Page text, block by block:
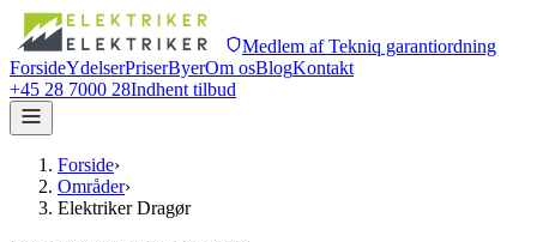
Medlem af Tekniq garantiordning
ForsideYdelserPriserByerOm osBlogKontakt
+45 28 7000 28Indhent tilbud
Forside›
Områder›
Elektriker Dragør